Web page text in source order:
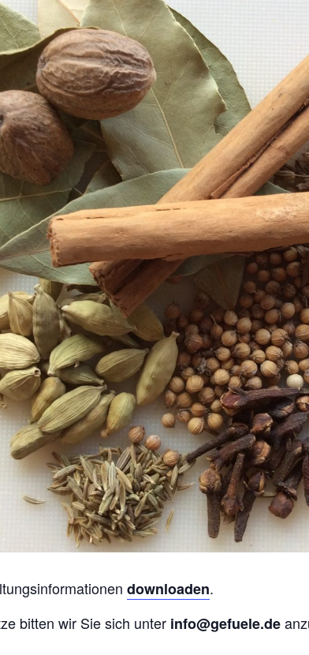
downloaden.
bitten wir Sie sich unter info@gefuele.de